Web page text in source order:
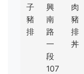
子
豬
排
興
南
路
一
段
107
肉
豬
排
丼